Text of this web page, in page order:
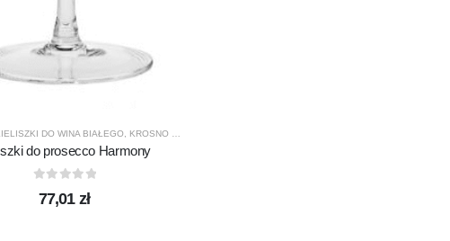
DO WINA BIAŁEGO, KROSNO GLASS
do prosecco Harmony
77,01 zł